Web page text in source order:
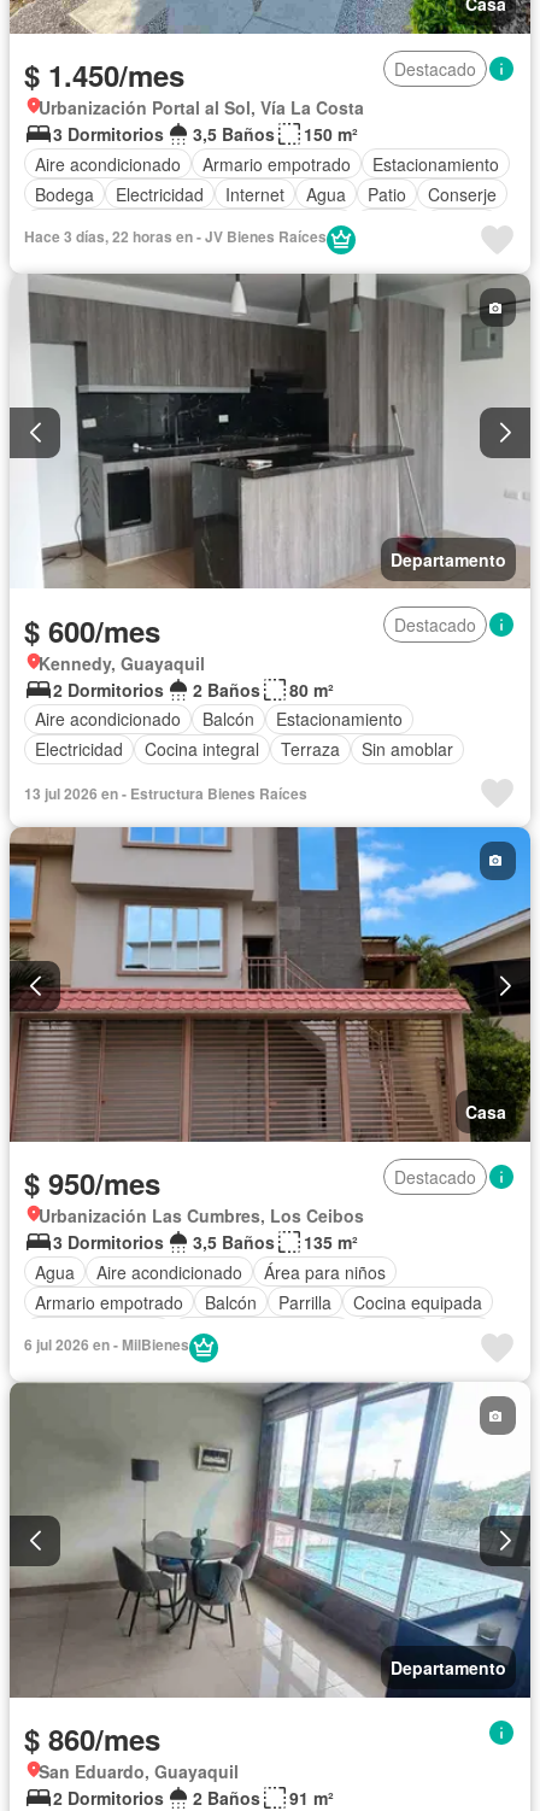
$ 1.450/mes
Destacado
Urbanización Portal al Sol, Vía La Costa
3 Dormitorios
3,5 Baños
150 m²
Aire acondicionado
Armario empotrado
Estacionamiento
Bodega
Electricidad Internet Agua Patio
Conserje
Acceso para personas con discapacidad
Parrilla
Seguridad
Cancha de tenis
Área para niños
Cocina integral
Cocina equipada
Completamente amoblado
Hace 3 días, 22 horas en - JV Bienes Raíces
Departamento
$ 600/mes
Destacado
Kennedy, Guayaquil
2 Dormitorios
2 Baños
80 m²
Aire acondicionado
Balcón
Estacionamiento
Electricidad
Cocina integral Terraza Sin amoblar
13 jul 2026 en - Estructura Bienes Raíces
Casa
$ 950/mes
Destacado
Urbanización Las Cumbres, Los Ceibos
3 Dormitorios
3,5 Baños
135 m²
Agua
Aire acondicionado
Área para niños
Armario empotrado
Balcón Parrilla
Cocina equipada
Garita de guardianía
Seguridad
Vista panorámica
Parcialmente amoblado
6 jul 2026 en - MilBienes
Departamento
$ 860/mes
San Eduardo, Guayaquil
2 Dormitorios
2 Baños
91 m²